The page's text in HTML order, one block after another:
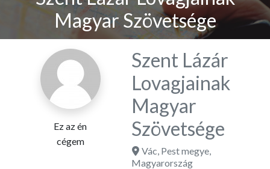
Magyar Szövetsége
Ez az én
cégem
Szent Lázár
Lovagjainak
Magyar
Szövetsége
Vác, Pest megye,
Magyarország